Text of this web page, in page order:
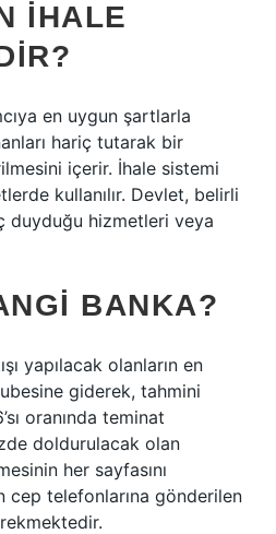
IHALE
en uygun şartlarla
hariç tutarak bir
içerir. İhale sistemi
kullanılır. Devlet, belirli
duyduğu hizmetleri veya
BANKA?
yapılacak olanların en
giderek, tahmini
oranında teminat
doldurulacak olan
her sayfasını
cep telefonlarına gönderilen